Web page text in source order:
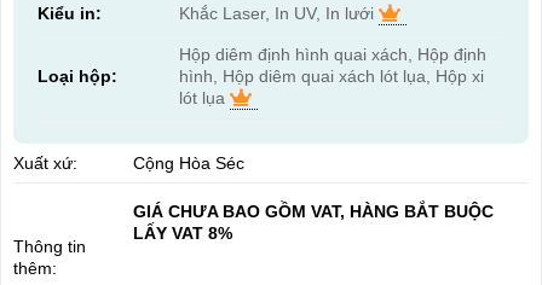
Kiểu in: Khắc Laser, In UV, In lưới
Loại hộp:
Hộp diêm định hình quai xách, Hộp định
hình, Hộp diêm quai xách lót lụa, Hộp xi
lót lụa
Xuất xứ: Cộng Hòa Séc
Thông tin
thêm:
GIÁ CHƯA BAO GỒM VAT, HÀNG BẮT BUỘC
LẤY VAT 8%